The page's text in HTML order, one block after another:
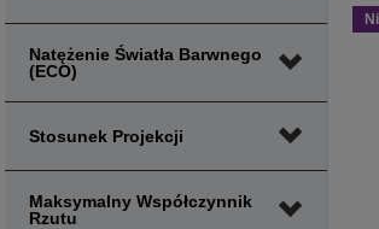
Natężenie Światła Barwnego
(ECO)
Stosunek Projekcji
Maksymalny Współczynnik
Rzutu